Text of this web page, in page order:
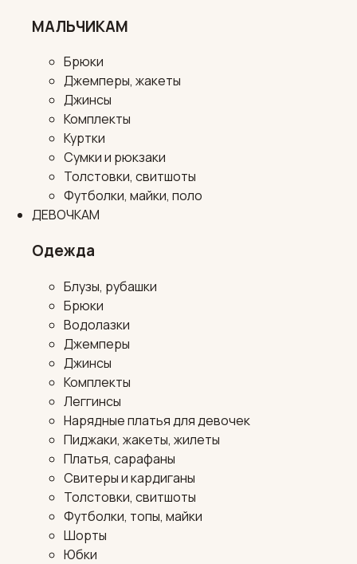
МАЛЬЧИКАМ
Брюки
Джемперы, жакеты
Джинсы
Комплекты
Куртки
Сумки и рюкзаки
Толстовки, свитшоты
Футболки, майки, поло
ДЕВОЧКАМ
Одежда
Блузы, рубашки
Брюки
Водолазки
Джемперы
Джинсы
Комплекты
Леггинсы
Нарядные платья для девочек
Пиджаки, жакеты, жилеты
Платья, сарафаны
Свитеры и кардиганы
Толстовки, свитшоты
Футболки, топы, майки
Шорты
Юбки